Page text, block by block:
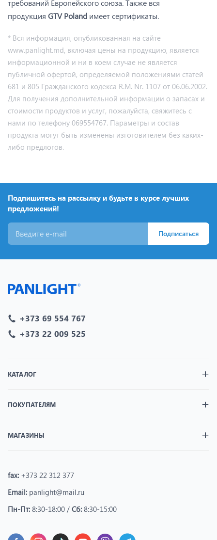
требований Европейского союза. Также вся
продукция GTV Poland имеет сертификаты.
* Вся информация, опубликованная на сайте
www.panlight.md, включая цены на продукцию, является
информационной и ни в коем случае не является
публичной офертой, определяемой положениями статей
681 и 805 Гражданского кодекса R.M. Nr. 1107 от 06.06.2002.
Для получения дополнительной информации о запасах и
стоимости продуктов и услуг, пожалуйста, свяжитесь с
нами по телефону 069554767. Параметры и состав
продукта могут быть изменены изготовителем без каких-
либо предлогов.
Подпишитесь на рассылку и будьте в курсе лучших
предложений!
Подписаться
+373 69 554 767
+373 22 009 525
КАТАЛОГ
ПОКУПАТЕЛЯМ
МАГАЗИНЫ
fax: +373 22 312 377
Email: panlight@mail.ru
Пн-Пт: 8:30-18:00 / Сб: 8:30-15:00